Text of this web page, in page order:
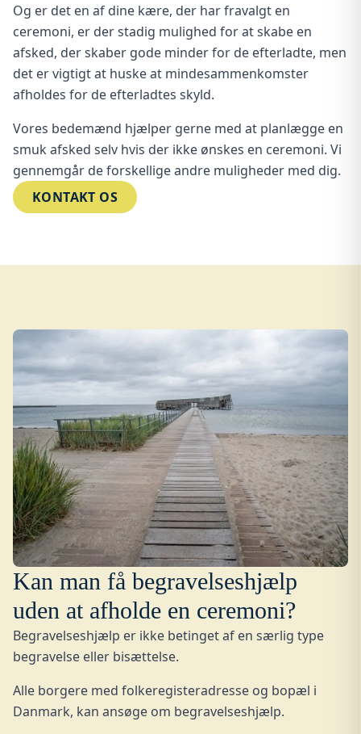
Og er det en af dine kære, der har fravalgt en
ceremoni, er der stadig mulighed for at skabe en
afsked, der skaber gode minder for de efterladte, men
det er vigtigt at huske at mindesammenkomster
afholdes for de efterladtes skyld.
Vores bedemænd hjælper gerne med at planlægge en
smuk afsked selv hvis der ikke ønskes en ceremoni. Vi
gennemgår de forskellige andre muligheder med dig.
KONTAKT OS
Kan man få begravelseshjælp
uden at afholde en ceremoni?
Begravelseshjælp er ikke betinget af en særlig type
begravelse eller bisættelse.
Alle borgere med folkeregisteradresse og bopæl i
Danmark, kan ansøge om begravelseshjælp.